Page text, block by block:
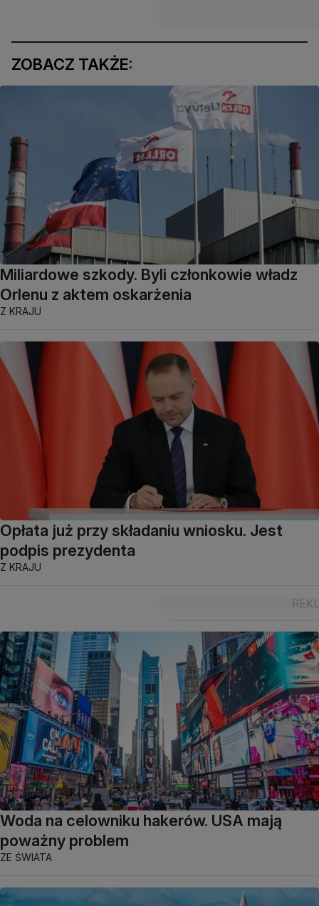
ZOBACZ TAKŻE:
Miliardowe szkody. Byli członkowie władz
Orlenu z aktem oskarżenia
Z KRAJU
Opłata już przy składaniu wniosku. Jest
podpis prezydenta
Z KRAJU
Woda na celowniku hakerów. USA mają
poważny problem
ZE ŚWIATA